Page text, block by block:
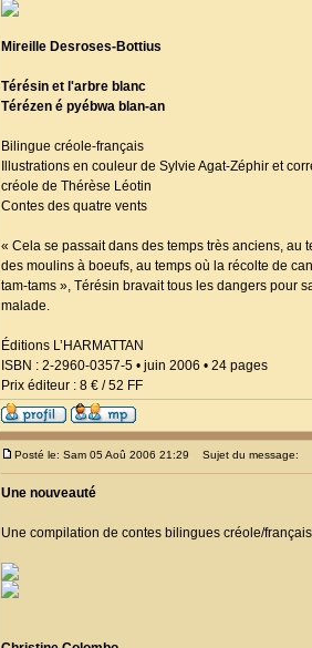
Mireille Desroses-Bottius
Térésin et l'arbre blanc
Térézen é pyébwa blan-an
Bilingue créole-français
Illustrations en couleur de Sylvie Agat-Zéphir et
créole de Thérèse Léotin
Contes des quatre vents
« Cela se passait dans des temps très anciens, au
des moulins à boeufs, au temps où la récolte de
tam-tams », Térésin bravait tous les dangers pour
malade.
Éditions L’HARMATTAN
ISBN : 2-2960-0357-5 • juin 2006 • 24 pages
Prix éditeur : 8 € / 52 FF
Posté le: Sam 05 Aoû 2006 21:29 Sujet du message:
Une nouveauté
Une compilation de contes bilingues créole/